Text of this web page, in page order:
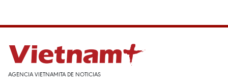
AGENCIA VIETNAMITA DE NOTICIAS